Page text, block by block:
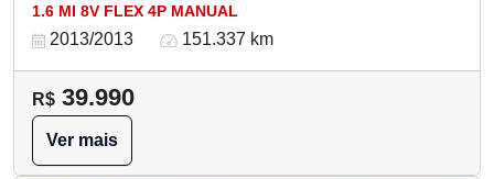
1.6 MI 8V FLEX 4P MANUAL
2013/2013 151.337 km
R$ 39.990
Ver mais